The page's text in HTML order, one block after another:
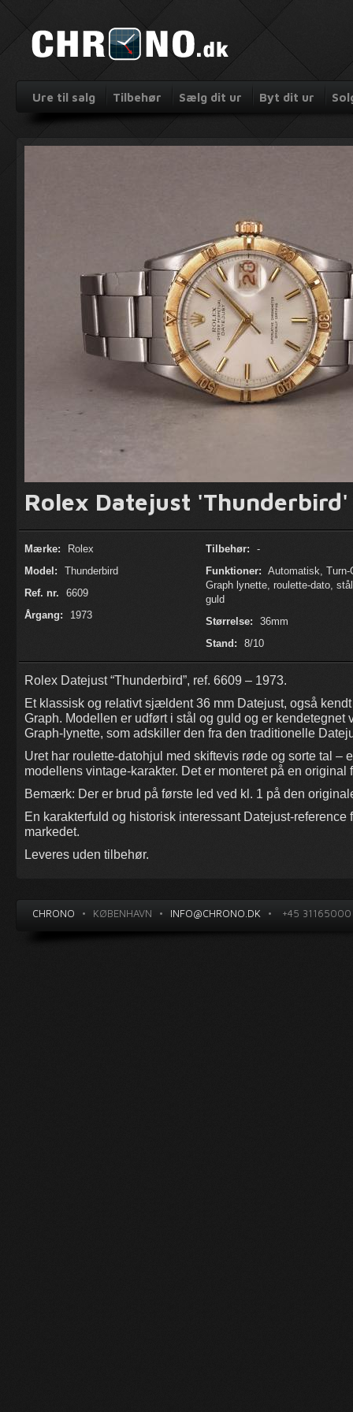
Ure til salg Tilbehør Sælg dit ur Byt dit ur
Rolex Datejust
Mærke:
Rolex
Model:
Thunderbird
Ref. nr.
6609
Årgang:
1973
Tilbehør:
-
Funktioner: Automatisk, Turn-
Graph lynette, roulette-dato,
guld
Størrelse:
36mm
Stand:
8/10
Rolex Datejust “Thunderbird”, ref. 6609 – 1973.
Et klassisk og relativt sjældent 36 mm Datejust, også kendt
Graph. Modellen er udført i stål og guld og er kendetegnet
Graph-lynette, som adskiller den fra den traditionelle
Uret har roulette-datohjul med skiftevis røde og sorte tal –
modellens vintage-karakter. Det er monteret på en
Bemærk: Der er brud på første led ved kl. 1 på den
En karakterfuld og historisk interessant Datejust-reference
markedet.
Leveres uden tilbehør.
CHRONO • KØBENHAVN • INFO@CHRONO.DK • +45 31165000